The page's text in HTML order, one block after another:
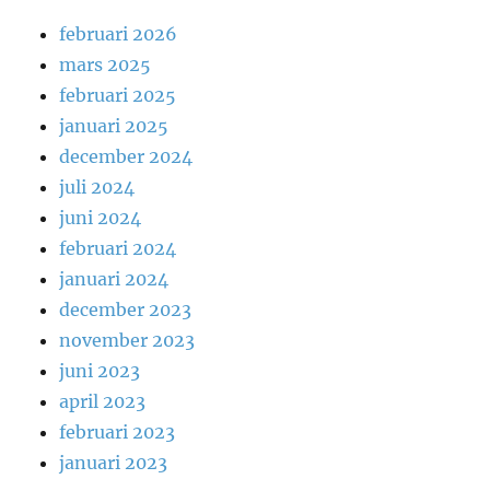
februari 2026
mars 2025
februari 2025
januari 2025
december 2024
juli 2024
juni 2024
februari 2024
januari 2024
december 2023
november 2023
juni 2023
april 2023
februari 2023
januari 2023